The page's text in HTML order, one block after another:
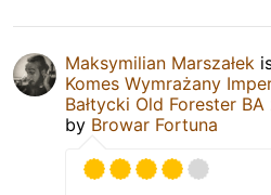
Maksymilian Marszałek
Komes Wymrażany
Bałtycki Old Forester
by Browar Fortuna